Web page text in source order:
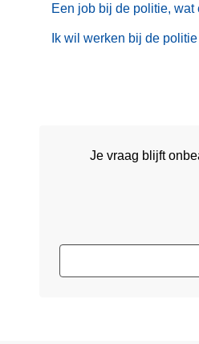
Een job bij de politie, wat
Ik wil werken bij de
Je vraag blijft